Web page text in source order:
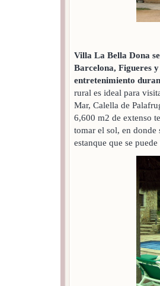
Villa La Bella Dona
Barcelona, Figueres
entretenimiento
rural es ideal para
Mar, Calella de
6,600 m2 de extenso
tomar el sol, en
estanque que se